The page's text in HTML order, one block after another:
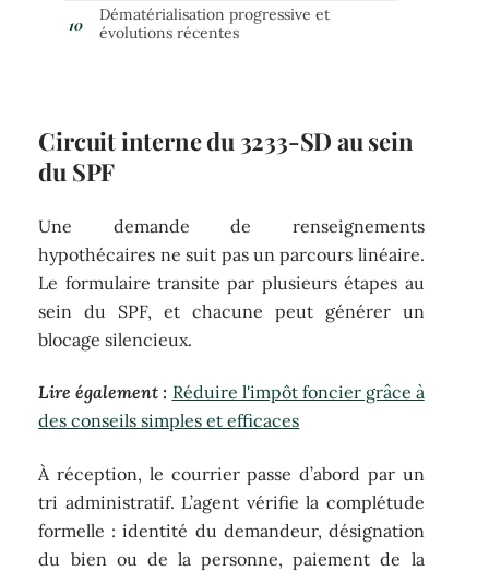
Dématérialisation progressive et
évolutions récentes
Circuit interne du 3233-SD au sein
du SPF
Une demande de renseignements
hypothécaires ne suit pas un parcours linéaire.
Le formulaire transite par plusieurs étapes au
sein du SPF, et chacune peut générer un
blocage silencieux.
Lire également : Réduire l'impôt foncier grâce à
des conseils simples et efficaces
À réception, le courrier passe d’abord par un
tri administratif. L’agent vérifie la complétude
formelle : identité du demandeur, désignation
du bien ou de la personne, paiement de la